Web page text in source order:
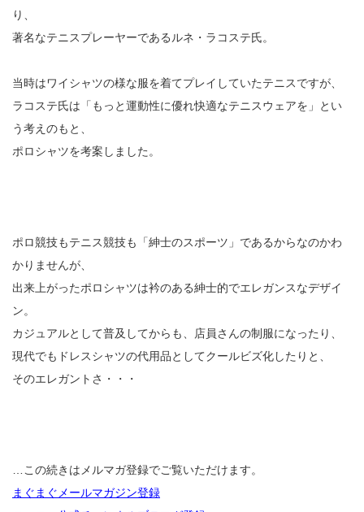
り、
著名なテニスプレーヤーであるルネ・ラコステ氏。
当時はワイシャツの様な服を着てプレイしていたテニスですが、
ラコステ氏は「もっと運動性に優れ快適なテニスウェアを」とい
う考えのもと、
ポロシャツを考案しました。
ポロ競技もテニス競技も「紳士のスポーツ」であるからなのかわ
かりませんが、
出来上がったポロシャツは衿のある紳士的でエレガンスなデザイ
ン。
カジュアルとして普及してからも、店員さんの制服になったり、
現代でもドレスシャツの代用品としてクールビズ化したりと、
そのエレガントさ・・・
…この続きはメルマガ登録でご覧いただけます。
まぐまぐメールマガジン登録